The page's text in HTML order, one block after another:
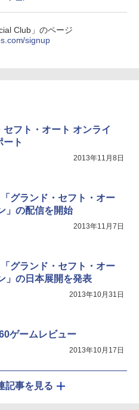
Club」のページ
signup
セフト・オート オンライ
ート
2013年11月8日
「グランド・セフト・オー
」の配信を開始
2013年11月7日
「グランド・セフト・オー
」の日本展開を発表
2013年10月31日
ゲームレビュー
2013年10月17日
記事を見る